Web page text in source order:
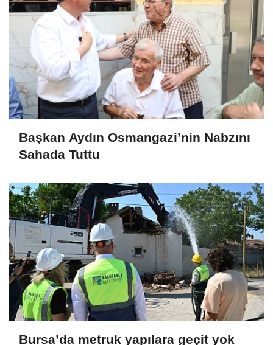
Başkan Aydın Osmangazi’nin Nabzını
Sahada Tuttu
Bursa’da metruk yapılara geçit yok